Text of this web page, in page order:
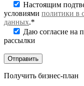
Настоящим
условиями политики в
данных.*
Даю согласие на
рассылки
Получить бизнес-план